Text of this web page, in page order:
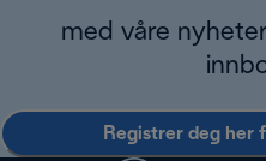
med våre
Registrer deg her